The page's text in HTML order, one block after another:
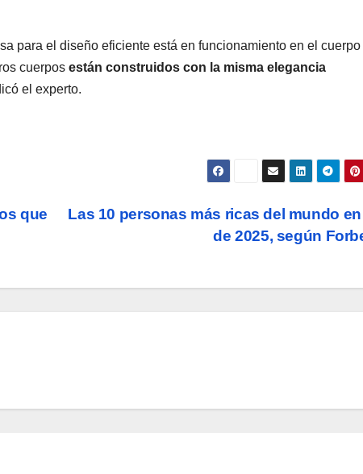
para el diseño eficiente está en funcionamiento en el cuerpo
cuerpos están construidos con la misma elegancia
el experto.
Las 10 personas más ricas del mundo
de 2025, según
que